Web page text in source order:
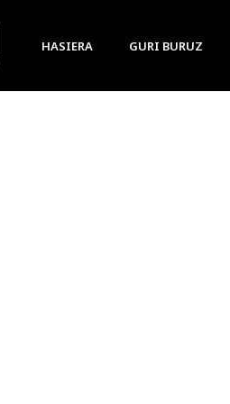
HASIERA GURI BURUZ